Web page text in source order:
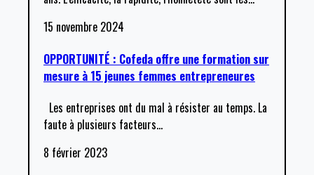
15 novembre 2024
OPPORTUNITÉ : Cofeda offre une formation sur
mesure à 15 jeunes femmes entrepreneures
Les entreprises ont du mal à résister au temps. La
faute à plusieurs facteurs…
8 février 2023